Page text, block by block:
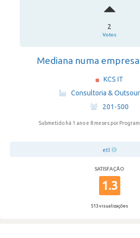
2
Votos
Mediana numa
KCS IT
·
Consultoria &
·
201-500
Submetido há 1 ano e 8 meses por
etl
SATISFAÇÃO
1.3
513 visualizações